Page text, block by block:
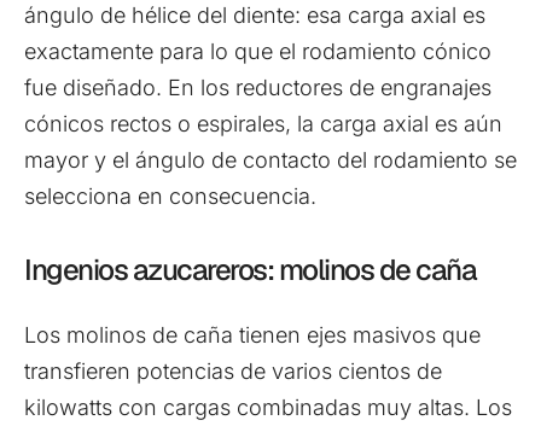
ángulo de hélice del diente: esa carga axial es
exactamente para lo que el rodamiento cónico
fue diseñado. En los reductores de engranajes
cónicos rectos o espirales, la carga axial es aún
mayor y el ángulo de contacto del rodamiento se
selecciona en consecuencia.
Ingenios azucareros: molinos de caña
Los molinos de caña tienen ejes masivos que
transfieren potencias de varios cientos de
kilowatts con cargas combinadas muy altas. Los